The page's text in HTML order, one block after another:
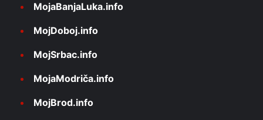
MojaBanjaLuka.info
MojDoboj.info
MojSrbac.info
MojaModriča.info
MojBrod.info